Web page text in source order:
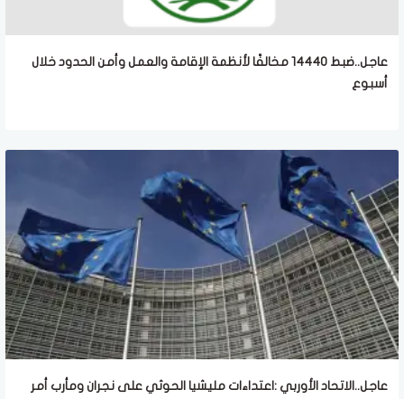
عاجل..ضبط 14440 مخالفًا لأنظمة الإقامة والعمل وأمن الحدود خلال
أسبوع
عاجل..الاتحاد الأوربي :اعتداءات مليشيا الحوثي على نجران ومأرب أمر